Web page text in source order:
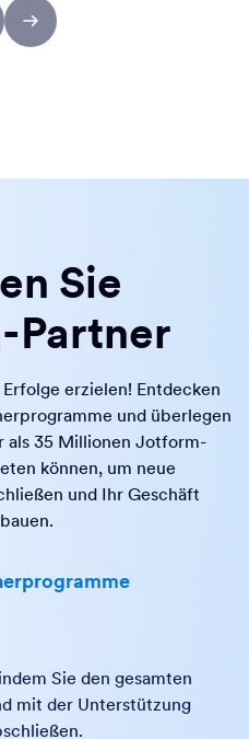
Sie
erzielen! Entdecken
und überlegen
als 35 Millionen Jotform-
können, um neue
und Ihr Geschäft
Sie den gesamten
mit der Unterstützung